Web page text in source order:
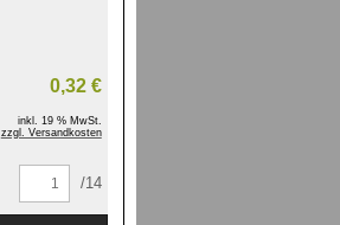
0,32 €
inkl. 19 % MwSt.
zzgl. Versandkosten
/14